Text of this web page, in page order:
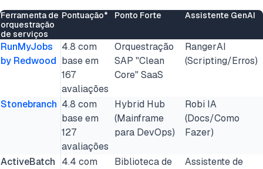
Ferramenta de
orquestração
de serviços
Pontuação* Ponto Forte Assistente GenAI
RunMyJobs
by Redwood
4.8 com
base em
167
avaliações
Orquestração
SAP "Clean
Core" SaaS
RangerAI
(Scripting/Erros)
Stonebranch 4.8 com
base em
127
avaliações
Hybrid Hub
(Mainframe
para DevOps)
Robi IA
(Docs/Como
Fazer)
ActiveBatch
4.4 com
Biblioteca de
Assistente de